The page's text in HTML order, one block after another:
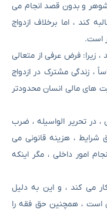
شوهر و بدون قصد انجام می
کند ، اما برخلاف ازدواج
است.
، زیرا: فرض عرفی از متعالی
، زندگی مشترک در ازدواج
های مالی انسان محدودتر
در تحریر الواسیله ، ضرب
، هزینه قانونی می
امور داخلی ، مگر اینکه
می کند ، و این به دلیل
است ، همچنین حق فقه را